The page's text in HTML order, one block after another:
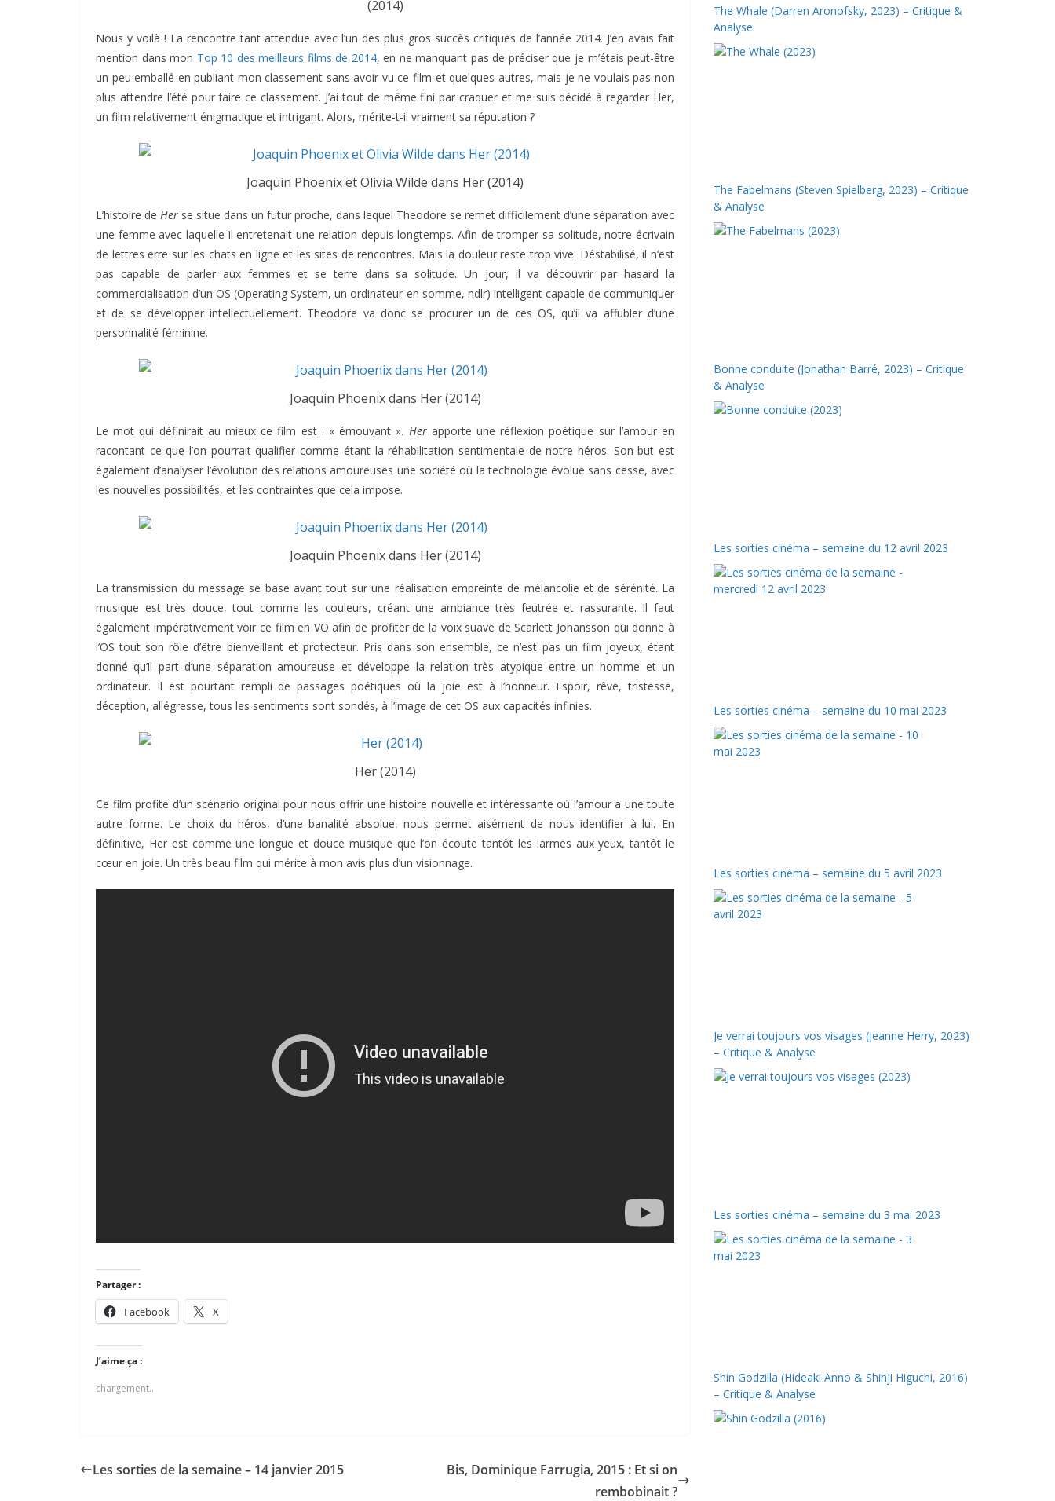
(2014)
Nous y voilà ! La rencontre tant attendue avec l’un des plus gros succès critiques de l’année 2014. J’en avais fait
mention dans mon Top 10 des meilleurs films de 2014, en ne manquant pas de préciser que je m’étais peut-être
un peu emballé en publiant mon classement sans avoir vu ce film et quelques autres, mais je ne voulais pas non
plus attendre l’été pour faire ce classement. J’ai tout de même fini par craquer et me suis décidé à regarder Her,
un film relativement énigmatique et intrigant. Alors, mérite-t-il vraiment sa réputation ?
Joaquin Phoenix et Olivia Wilde dans Her (2014)
L’histoire de Her se situe dans un futur proche, dans lequel Theodore se remet difficilement d’une séparation avec
une femme avec laquelle il entretenait une relation depuis longtemps. Afin de tromper sa solitude, notre écrivain
de lettres erre sur les chats en ligne et les sites de rencontres. Mais la douleur reste trop vive. Déstabilisé, il n’est
pas capable de parler aux femmes et se terre dans sa solitude. Un jour, il va découvrir par hasard la
commercialisation d’un OS (Operating System, un ordinateur en somme, ndlr) intelligent capable de communiquer
et de se développer intellectuellement. Theodore va donc se procurer un de ces OS, qu’il va affubler d’une
personnalité féminine.
Joaquin Phoenix dans Her (2014)
Le mot qui définirait au mieux ce film est : « émouvant ». Herapporte une réflexion poétique sur l’amour en
racontant ce que l’on pourrait qualifier comme étant la réhabilitation sentimentale de notre héros. Son but est
également d’analyser l’évolution des relations amoureuses une société où la technologie évolue sans cesse, avec
les nouvelles possibilités, et les contraintes que cela impose.
Joaquin Phoenix dans Her (2014)
La transmission du message se base avant tout sur une réalisation empreinte de mélancolie et de sérénité. La
musique est très douce, tout comme les couleurs, créant une ambiance très feutrée et rassurante. Il faut
également impérativement voir ce film en VO afin de profiter de la voix suave de Scarlett Johansson qui donne à
l’OS tout son rôle d’être bienveillant et protecteur. Pris dans son ensemble, ce n’est pas un film joyeux, étant
donné qu’il part d’une séparation amoureuse et développe la relation très atypique entre un homme et un
ordinateur. Il est pourtant rempli de passages poétiques où la joie est à l’honneur. Espoir, rêve, tristesse,
déception, allégresse, tous les sentiments sont sondés, à l’image de cet OS aux capacités infinies.
Her (2014)
Ce film profite d’un scénario original pour nous offrir une histoire nouvelle et intéressante où l’amour a une toute
autre forme. Le choix du héros, d’une banalité absolue, nous permet aisément de nous identifier à lui. En
définitive, Her est comme une longue et douce musique que l’on écoute tantôt les larmes aux yeux, tantôt le
cœur en joie. Un très beau film qui mérite à mon avis plus d’un visionnage.
Partager :
Facebook X
J’aime ça :
chargement…
Les sorties de la semaine – 14 janvier 2015
Bis, Dominique Farrugia, 2015 : Et si on
rembobinait ?
The Whale (Darren Aronofsky, 2023) – Critique &
Analyse
The Fabelmans (Steven Spielberg, 2023) – Critique
& Analyse
Bonne conduite (Jonathan Barré, 2023) – Critique
& Analyse
Les sorties cinéma – semaine du 12 avril 2023
Les sorties cinéma – semaine du 10 mai 2023
Les sorties cinéma – semaine du 5 avril 2023
Je verrai toujours vos visages (Jeanne Herry, 2023)
– Critique & Analyse
Les sorties cinéma – semaine du 3 mai 2023
Shin Godzilla (Hideaki Anno & Shinji Higuchi, 2016)
– Critique & Analyse